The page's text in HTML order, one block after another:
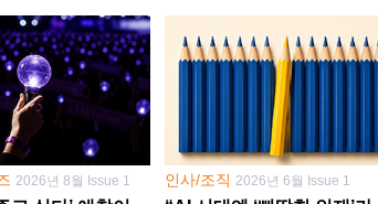
2026년 8월 Issue 1 인사/조직 2026년 6월 Issue 1